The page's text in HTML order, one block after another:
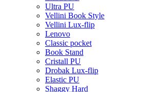
Ultra PU
Vellini Book Style
Vellini Lux-flip
Lenovo
Classic pocket
Book Stand
Cristall PU
Drobak Lux-flip
Elastic PU
Shaggy Hard